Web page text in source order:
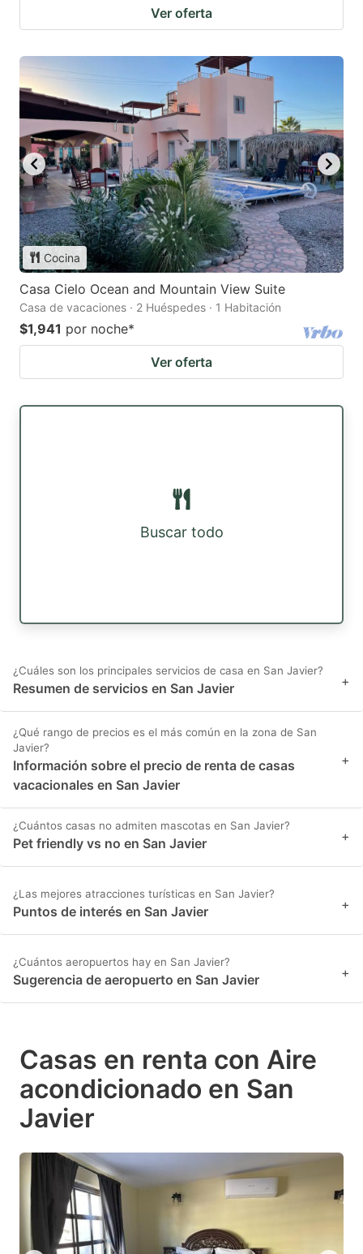
Ver oferta
Cocina
Casa Cielo Ocean and Mountain View Suite
Casa de vacaciones · 2 Huéspedes · 1 Habitación
$1,941 por noche*
Ver oferta
Buscar todo
¿Cuáles son los principales servicios de casa en San Javier?
Resumen de servicios en San Javier +
¿Qué rango de precios es el más común en la zona de San
Javier?
Información sobre el precio de renta de casas
vacacionales en San Javier
+
¿Cuántos casas no admiten mascotas en San Javier?
Pet friendly vs no en San Javier +
¿Las mejores atracciones turísticas en San Javier?
Puntos de interés en San Javier +
¿Cuántos aeropuertos hay en San Javier?
Sugerencia de aeropuerto en San Javier +
Casas en renta con Aire
acondicionado en San
Javier